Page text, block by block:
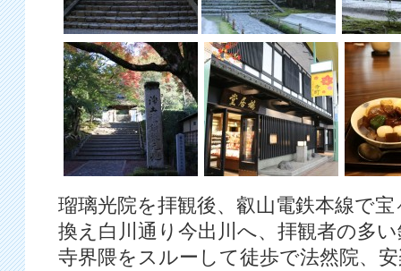
瑠璃光院を拝観後、叡山電鉄本線で
換え白川通り今出川へ、拝観者の多
寺界隈をスルーして徒歩で法然院、